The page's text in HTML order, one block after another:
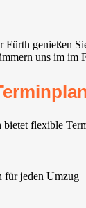
genießen
uns im im
flexible